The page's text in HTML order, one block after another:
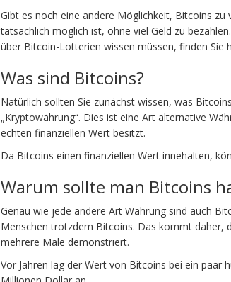
Gibt es noch eine andere Möglichkeit, Bitcoins zu
tatsächlich möglich ist, ohne viel Geld zu
über Bitcoin-Lotterien wissen müssen, finden Sie
Was sind Bitcoins?
Natürlich sollten Sie zunächst wissen, was
„Kryptowährung“. Dies ist eine Art alternative
echten finanziellen Wert besitzt.
Da Bitcoins einen finanziellen Wert innehalten,
Warum sollte man Bitcoins
Genau wie jede andere Art Währung sind auch
Menschen trotzdem Bitcoins. Das kommt daher,
mehrere Male demonstriert.
Vor Jahren lag der Wert von Bitcoins bei ein paar